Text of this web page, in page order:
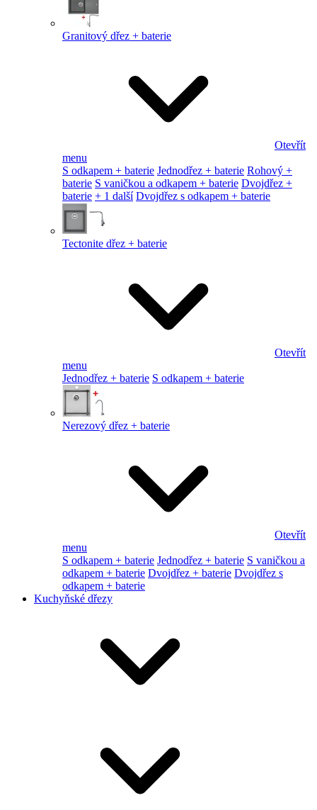
Granitový dřez + baterie
Otevřít
menu
S odkapem + baterie Jednodřez + baterie Rohový +
baterie S vaničkou a odkapem + baterie Dvojdřez +
baterie + 1 další Dvojdřez s odkapem + baterie
Tectonite dřez + baterie
Otevřít
menu
Jednodřez + baterie S odkapem + baterie
Nerezový dřez + baterie
Otevřít
menu
S odkapem + baterie Jednodřez + baterie S vaničkou a
odkapem + baterie Dvojdřez + baterie Dvojdřez s
odkapem + baterie
Kuchyňské dřezy